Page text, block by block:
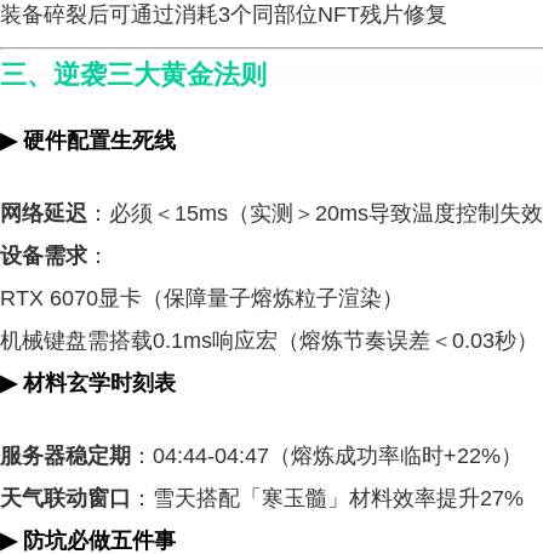
装备碎裂后可通过消耗3个同部位NFT残片修复
三、逆袭三大黄金法则
▶ 硬件配置生死线
网络延迟 ：必须＜15ms（实测＞20ms导致温度控制失
设备需求 ：
RTX 6070显卡（保障量子熔炼粒子渲染）
机械键盘需搭载0.1ms响应宏（熔炼节奏误差＜0.03秒）
▶材料玄学时刻表
服务器稳定期 ：04:44-04:47（熔炼成功率临时+22%）
天气联动窗口 ：雪天搭配「寒玉髓」材料效率提升27%
▶ 防坑必做五件事